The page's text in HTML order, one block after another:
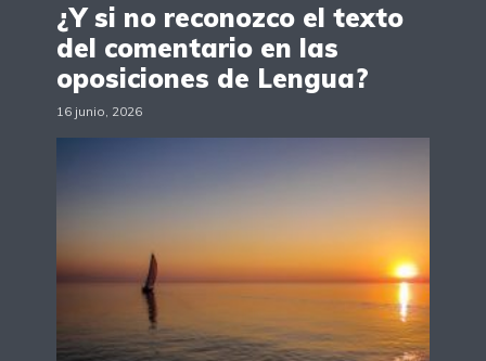
¿Y si no reconozco el texto
del comentario en las
oposiciones de Lengua?
16 junio, 2026